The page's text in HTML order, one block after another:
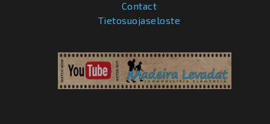
Contact
Tietosuojaseloste